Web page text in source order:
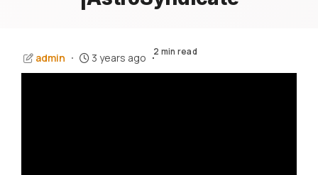
admin 3 years ago 2 min read